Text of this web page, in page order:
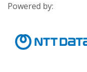
Powered by: